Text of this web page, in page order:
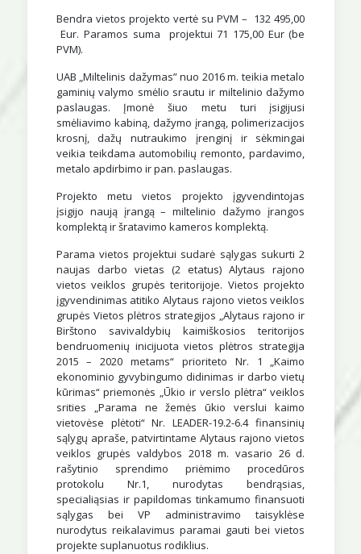
Bendra vietos projekto vertė su PVM – 132 495,00
Eur. Paramos suma projektui 71 175,00 Eur (be
PVM).
UAB „Miltelinis dažymas” nuo 2016 m. teikia metalo
gaminių valymo smėlio srautu ir miltelinio dažymo
paslaugas. Įmonė šiuo metu turi įsigijusi
smėliavimo kabiną, dažymo įrangą, polimerizacijos
krosnį, dažų nutraukimo įrenginį ir sėkmingai
veikia teikdama automobilių remonto, pardavimo,
metalo apdirbimo ir pan. paslaugas.
Projekto metu vietos projekto įgyvendintojas
įsigijo naują įrangą – miltelinio dažymo įrangos
komplektą ir šratavimo kameros komplektą.
Parama vietos projektui sudarė sąlygas sukurti 2
naujas darbo vietas (2 etatus) Alytaus rajono
vietos veiklos grupės teritorijoje. Vietos projekto
įgyvendinimas atitiko Alytaus rajono vietos veiklos
grupės Vietos plėtros strategijos „Alytaus rajono ir
Birštono savivaldybių kaimiškosios teritorijos
bendruomenių inicijuota vietos plėtros strategija
2015 – 2020 metams“ prioriteto Nr. 1 „Kaimo
ekonominio gyvybingumo didinimas ir darbo vietų
kūrimas“ priemonės „Ūkio ir verslo plėtra“ veiklos
srities „Parama ne žemės ūkio verslui kaimo
vietovėse plėtoti“ Nr. LEADER-19.2-6.4 finansinių
sąlygų apraše, patvirtintame Alytaus rajono vietos
veiklos grupės valdybos 2018 m. vasario 26 d.
rašytinio sprendimo priėmimo procedūros
protokolu Nr.1, nurodytas bendrąsias,
specialiąsias ir papildomas tinkamumo finansuoti
sąlygas bei VP administravimo taisyklėse
nurodytus reikalavimus paramai gauti bei vietos
projekte suplanuotus rodiklius.